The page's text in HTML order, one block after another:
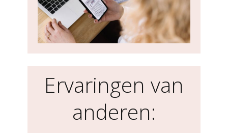
Ervaringen van
anderen: